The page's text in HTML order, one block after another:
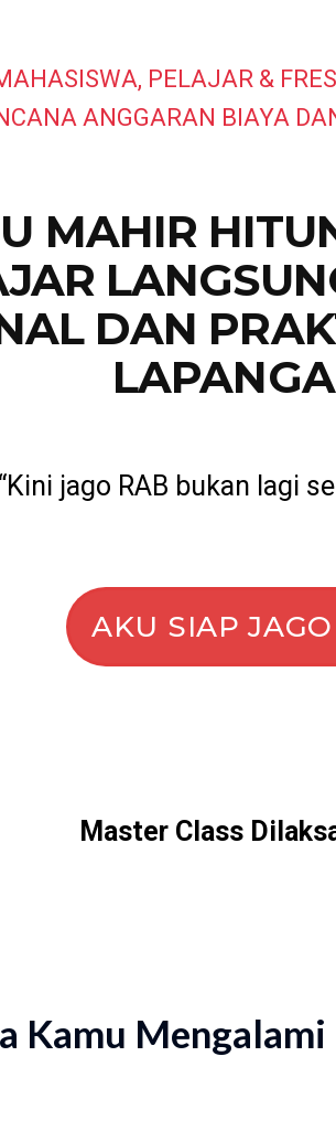
PELAJAR &
ANGGARAN BIAYA
MAHIR
DAN
“Kini jago RAB bukan lagi
AKU SIAP
Master Class
Kamu